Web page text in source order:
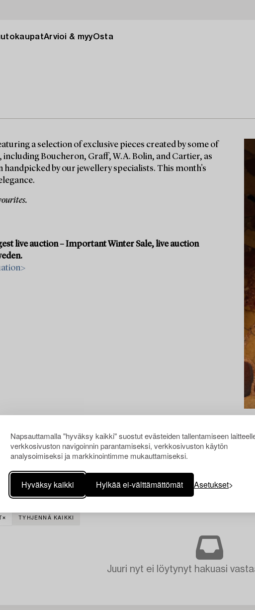
Napsauttamalla "hyväksy kaikki" suostut evästeiden tallentamiseen
verkkosivuston navigoinnin parantamiseksi, verkkosivuston käytön
analysoimiseksi ja markkinointimme mukauttamiseksi.
Hyväksy kaikki Hylkää ei-välttämättömät Asetukset
Arvioi & myyOsta
a selection of exclusive pieces created by some of
Boucheron, Graff, W.A. Bolin, and Cartier, as
handpicked by our jewellery specialists. This month's
live auction – Important Winter Sale, live auction
TYHJENNÄ KAIKKI
Juuri nyt ei löytynyt hakuasi